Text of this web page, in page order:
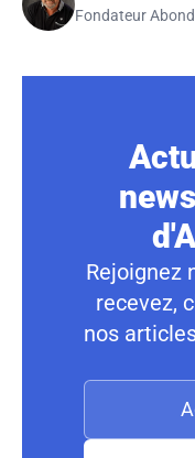
Fondateur
Rejoignez
recevez,
nos